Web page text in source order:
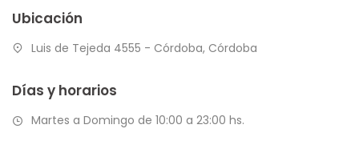
Ubicación
Luis de Tejeda 4555 - Córdoba, Córdoba
Días y horarios
Martes a Domingo de 10:00 a 23:00 hs.